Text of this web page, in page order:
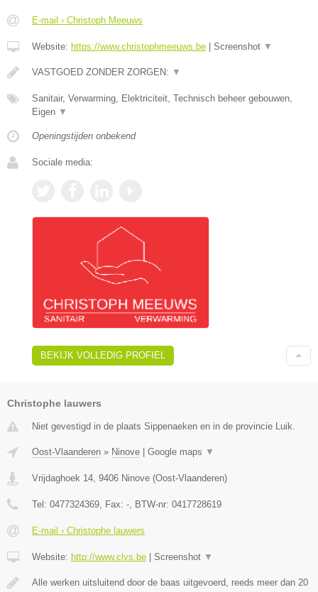
E-mail › Christoph Meeuws
Website: https://www.christophmeeuws.be | Screenshot ▼
VASTGOED ZONDER ZORGEN: ▼
Sanitair, Verwarming, Elektriciteit, Technisch beheer gebouwen,
Eigen ▼
Openingstijden onbekend
Sociale media:
BEKIJK VOLLEDIG PROFIEL
Christophe lauwers
Niet gevestigd in de plaats Sippenaeken en in de provincie Luik.
Oost-Vlaanderen » Ninove Google maps ▼
Vrijdaghoek 14, 9406 Ninove (Oost-Vlaanderen)
Tel: 0477324369, Fax: -, BTW-nr: 0417728619
E-mail › Christophe lauwers
Website: http://www.clvs.be Screenshot ▼
Alle werken uitsluitend door de baas uitgevoerd, reeds meer dan 20